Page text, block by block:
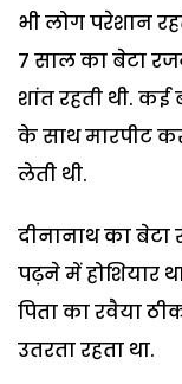
भी लोग परेशान
7 साल का बेटा
शांत रहती थी. कई
के साथ मारपीट
लेती थी.
दीनानाथ का बेटा
पढ़ने में होशियार
पिता का रवैया
उतरता रहता था.